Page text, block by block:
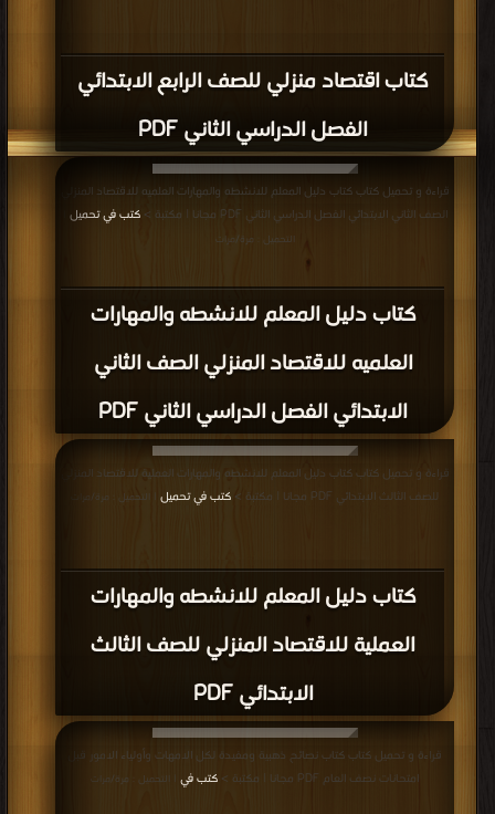
كتاب اقتصاد منزلي للصف الرابع الابتدائي
الفصل الدراسي الثاني PDF
كتاب دليل المعلم للانشطه والمهارات
العلميه للاقتصاد المنزلي الصف الثاني
الابتدائي الفصل الدراسي الثاني PDF
قراءة و تحميل كتاب كتاب دليل المعلم للانشطه والمهارات العلميه للاقتصاد المنزلي
الصف الثاني الابتدائي الفصل الدراسي الثاني PDF مجانا | مكتبة >
كتب في تحميل
التحميل : مرة/مرات
كتاب دليل المعلم للانشطه والمهارات
العملية للاقتصاد المنزلي للصف الثالث
الابتدائي PDF
قراءة و تحميل كتاب كتاب دليل المعلم للانشطه والمهارات العملية للاقتصاد المنزلي
للصف الثالث الابتدائي PDF مجانا | مكتبة >
كتب في تحميل | التحميل : مرة/مرات
قراءة و تحميل كتاب كتاب نصائح ذهبية ومفيدة لكل الامهات وأولياء الامور قبل
امتحانات نصف العام PDF مجانا | مكتبة >
كتب في | التحميل : مرة/مرات